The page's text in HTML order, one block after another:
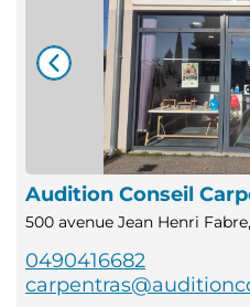
Audition Conseil
500 avenue Jean Henri
0490416682